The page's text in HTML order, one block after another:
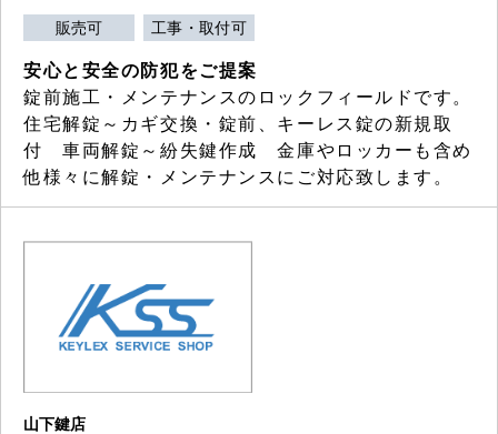
販売可 工事・取付可
安心と安全の防犯をご提案
錠前施工・メンテナンスのロックフィールドです。
住宅解錠～カギ交換・錠前、キーレス錠の新規取
付 車両解錠～紛失鍵作成 金庫やロッカーも含め
他様々に解錠・メンテナンスにご対応致します。
山下鍵店